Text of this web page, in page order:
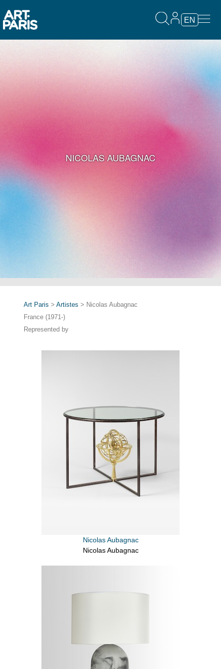
EN
NICOLAS AUBAGNAC
Art Paris > Artistes > Nicolas Aubagnac
France (1971-)
Represented by
Nicolas Aubagnac
Nicolas Aubagnac